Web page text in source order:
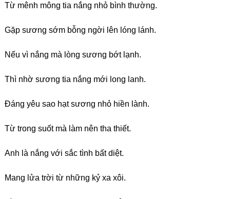
Từ mênh mông tia nắng nhỏ bình thường.
Gặp sương sớm bỗng ngời lên lóng lánh.
Nếu vì nắng mà lòng sương bớt lạnh.
Thì nhờ sương tia nắng mới long lanh.
Đáng yêu sao hạt sương nhỏ hiền lành.
Từ trong suốt mà làm nên tha thiết.
Anh là nắng với sắc tình bất diệt.
Mang lửa trời từ những kỷ xa xôi.